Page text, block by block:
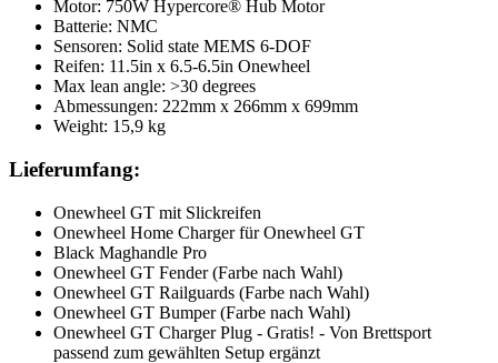
Motor: 750W Hypercore® Hub Motor
Batterie: NMC
Sensoren: Solid state MEMS 6-DOF
Reifen: 11.5in x 6.5-6.5in Onewheel
Max lean angle: >30 degrees
Abmessungen: 222mm x 266mm x 699mm
Weight: 15,9 kg
Lieferumfang:
Onewheel GT mit Slickreifen
Onewheel Home Charger für Onewheel GT
Black Maghandle Pro
Onewheel GT Fender (Farbe nach Wahl)
Onewheel GT Railguards (Farbe nach Wahl)
Onewheel GT Bumper (Farbe nach Wahl)
Onewheel GT Charger Plug - Gratis! - Von Brettsport
passend zum gewählten Setup ergänzt